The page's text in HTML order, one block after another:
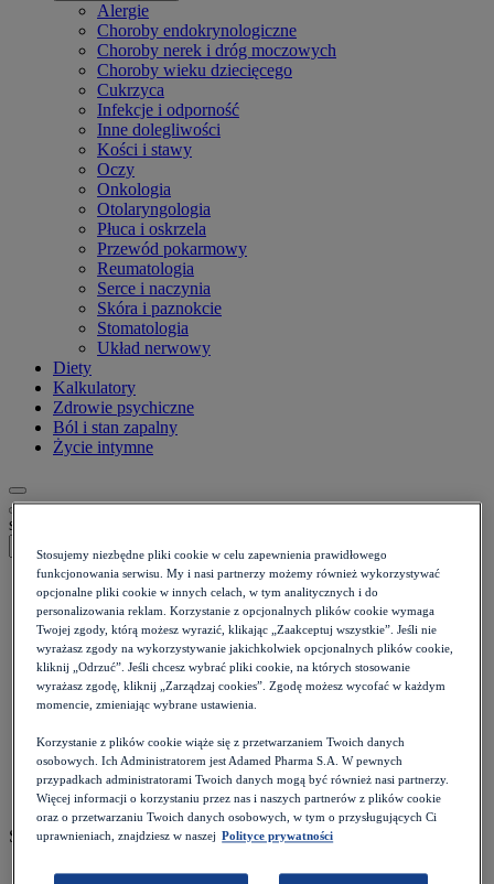
Alergie
Choroby endokrynologiczne
Choroby nerek i dróg moczowych
Choroby wieku dziecięcego
Cukrzyca
Infekcje i odporność
Inne dolegliwości
Kości i stawy
Oczy
Onkologia
Otolaryngologia
Płuca i oskrzela
Przewód pokarmowy
Reumatologia
Serce i naczynia
Skóra i paznokcie
Stomatologia
Układ nerwowy
Diety
Kalkulatory
Zdrowie psychiczne
Ból i stan zapalny
Życie intymne
szukaj
Strona główna
Pacjent
>
Choroby i objawy >
Kości i stawy >
Jałowa martwica kości
Szacowany czas czytania: 10 minut
Stosujemy niezbędne pliki cookie w celu zapewnienia prawidłowego
funkcjonowania serwisu. My i nasi partnerzy możemy również wykorzystywać
opcjonalne pliki cookie w innych celach, w tym analitycznych i do
personalizowania reklam. Korzystanie z opcjonalnych plików cookie wymaga
Twojej zgody, którą możesz wyrazić, klikając „Zaakceptuj wszystkie”. Jeśli nie
wyrażasz zgody na wykorzystywanie jakichkolwiek opcjonalnych plików cookie,
kliknij „Odrzuć”. Jeśli chcesz wybrać pliki cookie, na których stosowanie
wyrażasz zgodę, kliknij „Zarządzaj cookies”. Zgodę możesz wycofać w każdym
momencie, zmieniając wybrane ustawienia.
Korzystanie z plików cookie wiąże się z przetwarzaniem Twoich danych
osobowych. Ich Administratorem jest Adamed Pharma S.A. W pewnych
przypadkach administratorami Twoich danych mogą być również nasi partnerzy.
Więcej informacji o korzystaniu przez nas i naszych partnerów z plików cookie
oraz o przetwarzaniu Twoich danych osobowych, w tym o przysługujących Ci
uprawnieniach, znajdziesz w naszej Polityce prywatności